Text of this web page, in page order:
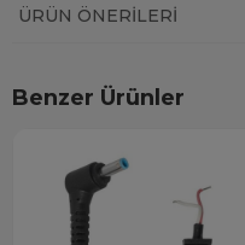
ÜRÜN ÖNERILERI
Benzer Ürünler